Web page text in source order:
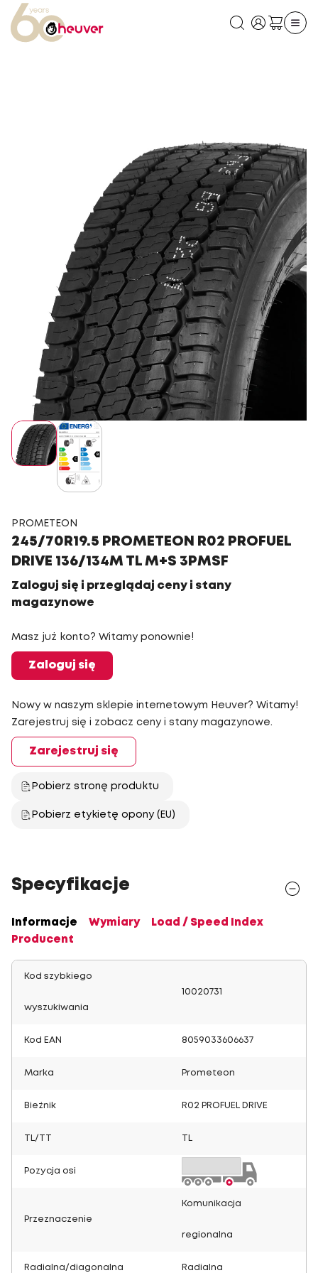
PROMETEON
245/70R19.5 PROMETEON R02 PROFUEL
DRIVE 136/134M TL M+S 3PMSF
Zaloguj się i przeglądaj ceny i stany
magazynowe
Masz już konto? Witamy ponownie!
Zaloguj się
Nowy w naszym sklepie internetowym Heuver? Witamy!
Zarejestruj się i zobacz ceny i stany magazynowe.
Zarejestruj się
Pobierz stronę produktu
Pobierz etykietę opony (EU)
Specyfikacje
Informacje Wymiary
Load / Speed Index
Producent
Kod szybkiego
wyszukiwania
10020731
Kod EAN 8059033606637
Marka Prometeon
Bieżnik R02 PROFUEL DRIVE
TL/TT
Pozycja osi
Przeznaczenie
Komunikacja
regionalna
Radialna/diagonalna Radialna